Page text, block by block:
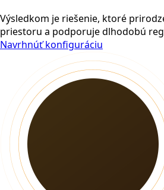
Výsledkom je riešenie, ktoré
priestoru a podporuje dlhodobú
Navrhnúť konfiguráciu